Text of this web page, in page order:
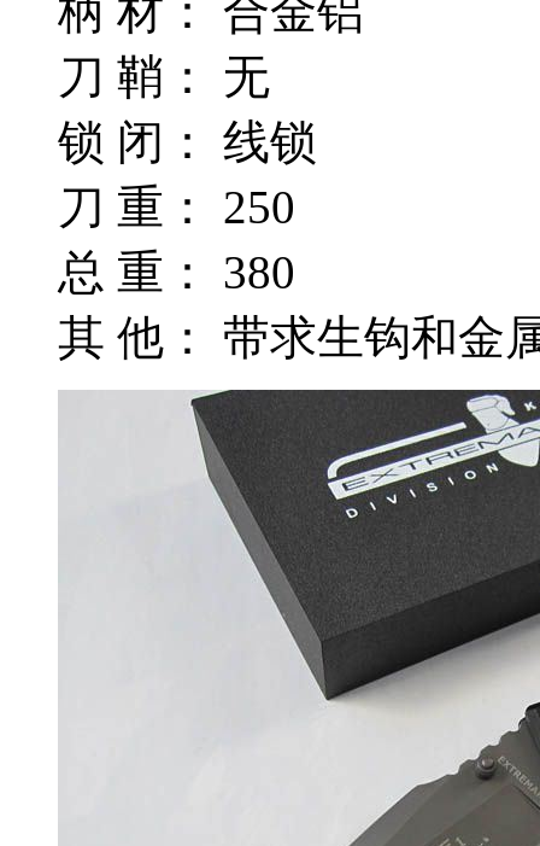
柄 材： 合金铝
刀 鞘： 无
锁 闭： 线锁
刀 重： 250
总 重： 380
其 他： 带求生钩和金